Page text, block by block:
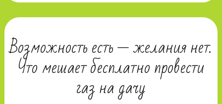
Возможность есть — желания нет.
Что мешает бесплатно провести
газ на дачу